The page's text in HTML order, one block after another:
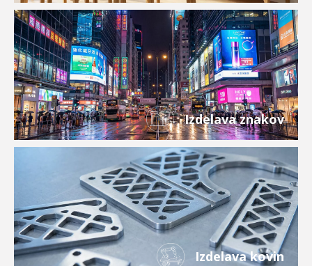
Izdelava znakov
Izdelava kovin